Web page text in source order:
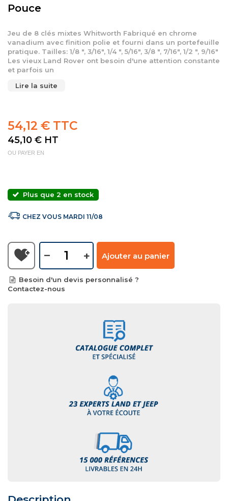
Pouce
Jeu de 8 clés mixtes Whitworth Fabriqué en chrome
vanadium avec finition polie et fourni dans un portefeuille
pratique. Tailles: 1/8 ", 3/16", 1/4 ", 5/16", 3/8 ", 7/16", 1/2 ", 9/16"
Les vieux Land Rover ont besoin d'une attention constante
et parfois un
Lire la suite
54,12 € TTC
45,10 € HT
OU PAYER EN
Plus que 2 en stock
CHEZ VOUS MARDI 11/08
– + Ajouter au panier
Besoin d'un devis personnalisé ?
Contactez-nous